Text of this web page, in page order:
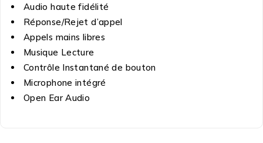
Audio haute fidélité
Réponse/Rejet d’appel
Appels mains libres
Musique Lecture
Contrôle Instantané de bouton
Microphone intégré
Open Ear Audio